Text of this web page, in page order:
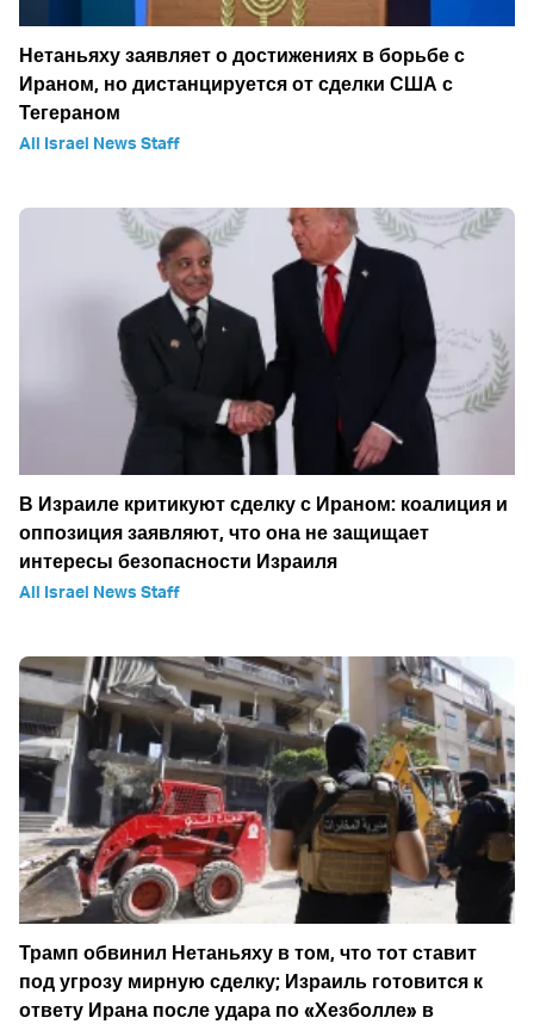
Нетаньяху заявляет о достижениях в борьбе с
Ираном, но дистанцируется от сделки США с
Тегераном
All Israel News Staff
В Израиле критикуют сделку с Ираном: коалиция и
оппозиция заявляют, что она не защищает
интересы безопасности Израиля
All Israel News Staff
Трамп обвинил Нетаньяху в том, что тот ставит
под угрозу мирную сделку; Израиль готовится к
ответу Ирана после удара по «Хезболле» в